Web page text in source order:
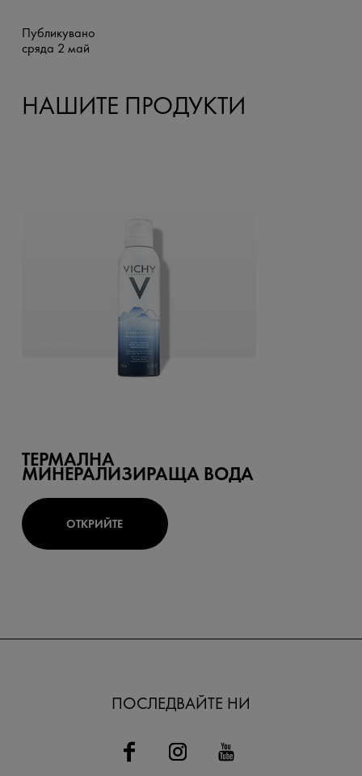
Публикувано
сряда 2 май
НАШИТЕ ПРОДУКТИ
ТЕРМАЛНА
МИНЕРАЛИЗИРАЩА ВОДА
ОТКРИЙТЕ
ПОСЛЕДВАЙТЕ НИ